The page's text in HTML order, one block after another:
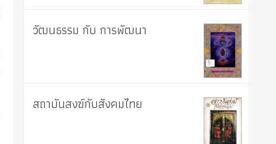
วัฒนธรรม กับ การพัฒนา
สถาบันสงฆ์กับสังคมไทย